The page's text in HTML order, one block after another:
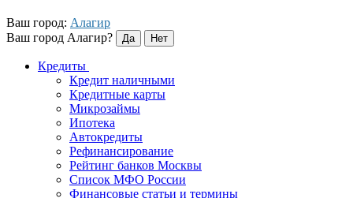
Ваш город: Алагир
Ваш город Алагир?
Кредиты
Кредит наличными
Кредитные карты
Микрозаймы
Ипотека
Автокредиты
Рефинансирование
Рейтинг банков Москвы
Список МФО России
Финансовые статьи и термины